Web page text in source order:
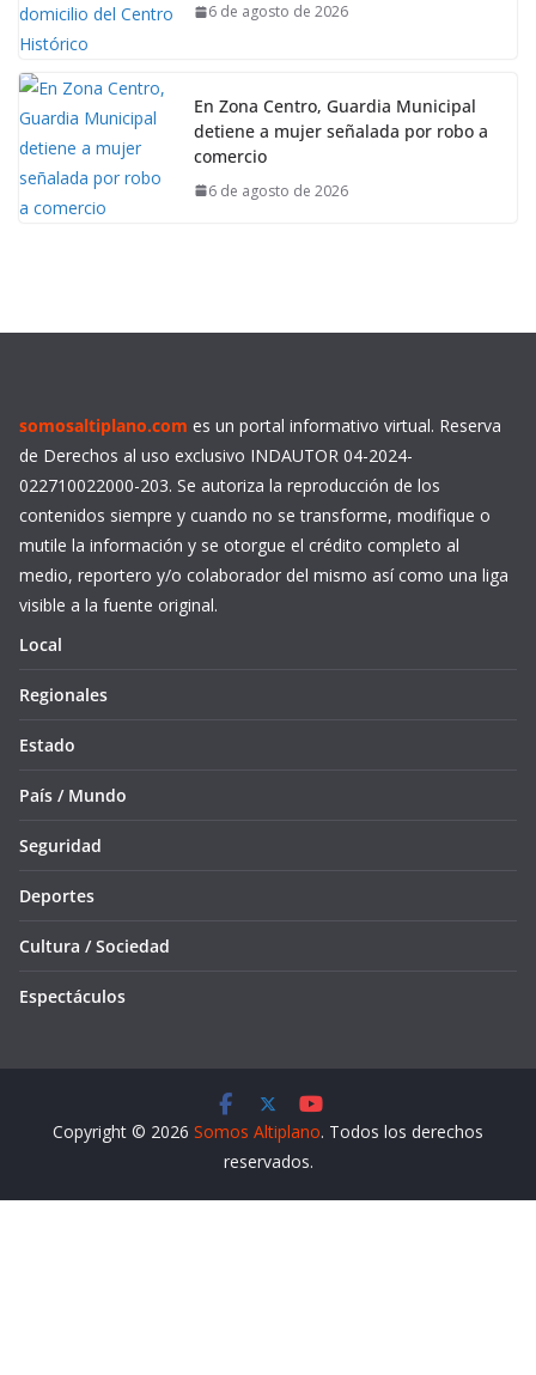
6 de agosto de 2026
En Zona Centro, Guardia Municipal
detiene a mujer señalada por robo a
comercio
6 de agosto de 2026
somosaltiplano.com es un portal informativo virtual. Reserva
de Derechos al uso exclusivo INDAUTOR 04-2024-
022710022000-203. Se autoriza la reproducción de los
contenidos siempre y cuando no se transforme, modifique o
mutile la información y se otorgue el crédito completo al
medio, reportero y/o colaborador del mismo así como una liga
visible a la fuente original.
Local
Regionales
Estado
País / Mundo
Seguridad
Deportes
Cultura / Sociedad
Espectáculos
Copyright © 2026 Somos Altiplano. Todos los derechos
reservados.